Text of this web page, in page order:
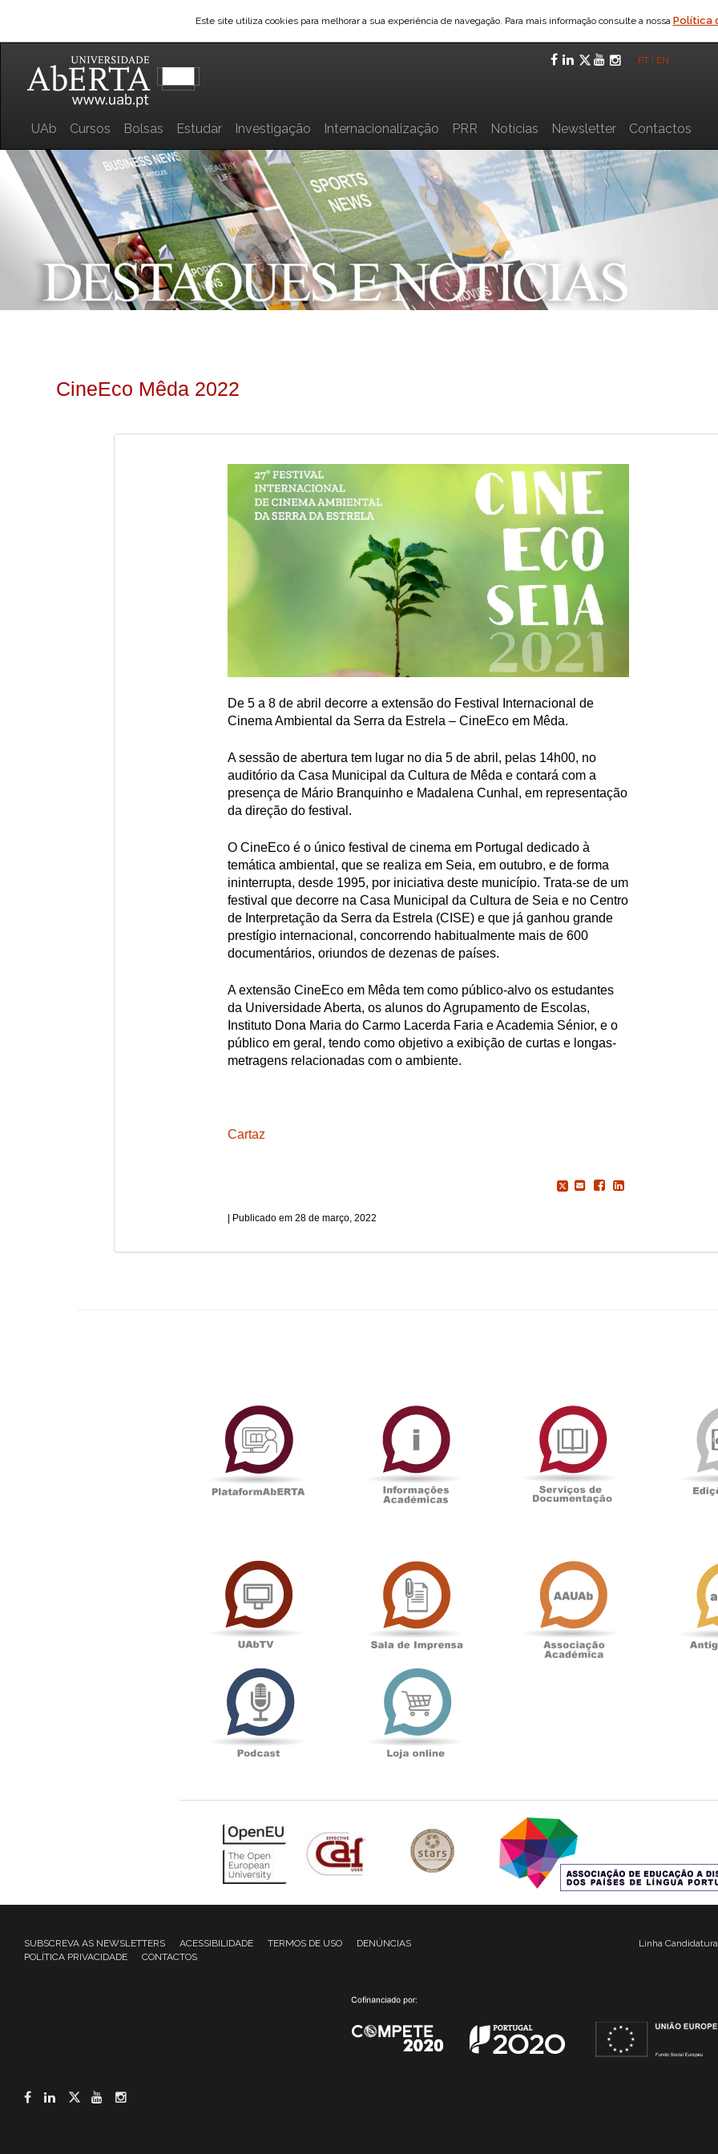
Este site utiliza cookies para melhorar a sua experiência de navegação. Para mais informação consulte a nossa Política
Facebook
LinkedIn
Twitter
YouTube
PT EN
UAb Cursos Bolsas Estudar Investigação Internacionalização PRR Notícias Newsletter Contactos
CineEco Mêda 2022
De 5 a 8 de abril decorre a extensão do Festival Internacional de
Cinema Ambiental da Serra da Estrela – CineEco em Mêda.
A sessão de abertura tem lugar no dia 5 de abril, pelas 14h00, no
auditório da Casa Municipal da Cultura de Mêda e contará com a
presença de Mário Branquinho e Madalena Cunhal, em representação
da direção do festival.
O CineEco é o único festival de cinema em Portugal dedicado à
temática ambiental, que se realiza em Seia, em outubro, e de forma
ininterrupta, desde 1995, por iniciativa deste município. Trata-se de um
festival que decorre na Casa Municipal da Cultura de Seia e no Centro
de Interpretação da Serra da Estrela (CISE) e que já ganhou grande
prestígio internacional, concorrendo habitualmente mais de 600
documentários, oriundos de dezenas de países.
A extensão CineEco em Mêda tem como público-alvo os estudantes
da Universidade Aberta, os alunos do Agrupamento de Escolas,
Instituto Dona Maria do Carmo Lacerda Faria e Academia Sénior, e o
público em geral, tendo como objetivo a exibição de curtas e longas-
metragens relacionadas com o ambiente.
Cartaz
28 de março, 2022
PlataformAberta
Académicas
SUBSCREVA AS NEWSLETTERS ACESSIBILIDADE TERMOS DE USO
DENÚNCIAS
POLÍTICA PRIVACIDADE
CONTACTOS
Linha
Facebook
LinkedIn
Twitter
YouTube